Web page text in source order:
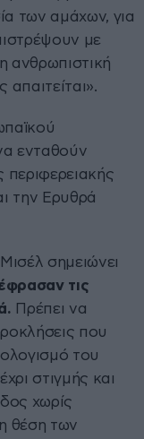
των αμάχων, για
με
ανθρωπιστική
ενταθούν
περιφερειακής
την Ερυθρά
σημειώνει
τις
Πρέπει να
που
του
στιγμής και
χωρίς
θέση των